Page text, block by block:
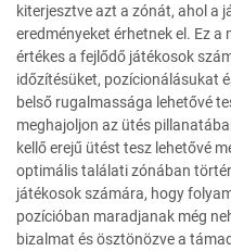
kiterjesztve azt a zónát, ahol a
eredményeket érhetnek el. Ez
értékes a fejlődő játékosok
időzítésüket, pozícionálásukat
belső rugalmassága lehetővé
meghajoljon az ütés
kellő erejű ütést tesz lehetővé
optimális találati zónában
játékosok számára, hogy
pozícióban maradjanak még
bizalmat és ösztönözve a